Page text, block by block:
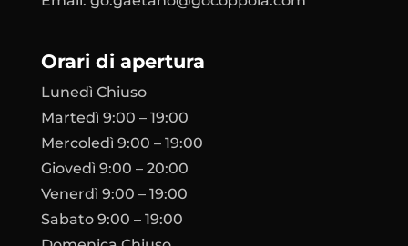
Orari di apertura
Lunedì Chiuso
Martedì 9:00 – 19:00
Mercoledì 9:00 – 19:00
Giovedì 9:00 – 20:00
Venerdì 9:00 – 19:00
Sabato 9:00 – 19:00